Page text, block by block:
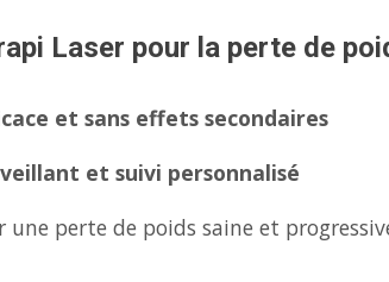
Laser pour la perte de
et sans effets secondaires
et suivi personnalisé
une perte de poids saine et